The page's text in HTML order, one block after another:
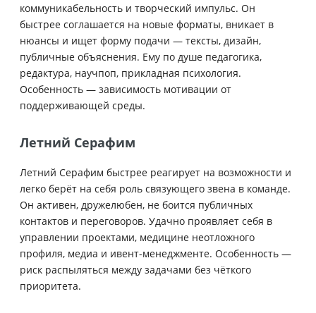
коммуникабельность и творческий импульс. Он
быстрее соглашается на новые форматы, вникает в
нюансы и ищет форму подачи — тексты, дизайн,
публичные объяснения. Ему по душе педагогика,
редактура, научпоп, прикладная психология.
Особенность — зависимость мотивации от
поддерживающей среды.
Летний Серафим
Летний Серафим быстрее реагирует на возможности и
легко берёт на себя роль связующего звена в команде.
Он активен, дружелюбен, не боится публичных
контактов и переговоров. Удачно проявляет себя в
управлении проектами, медицине неотложного
профиля, медиа и ивент-менеджменте. Особенность —
риск распыляться между задачами без чёткого
приоритета.